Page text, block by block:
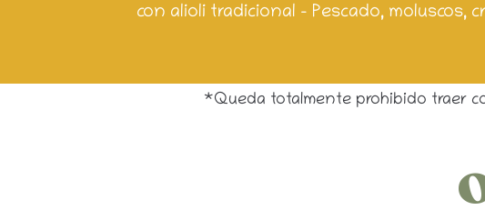
con alioli tradicional - Pescado, moluscos,
*Queda totalmente prohibido traer